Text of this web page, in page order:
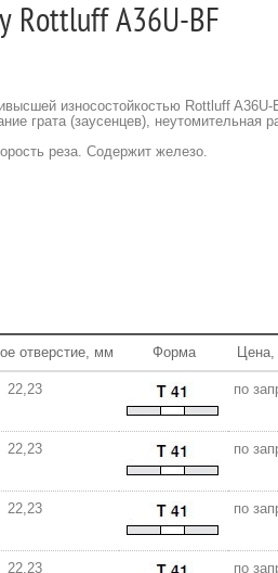
Rottluff A36U-BF
износостойкостью Rottluff
грата (заусенцев), неутомительная
реза. Содержит железо.
отверстие, мм Форма Цена,
22,23 по
22,23 по
22,23 по
22,23 по